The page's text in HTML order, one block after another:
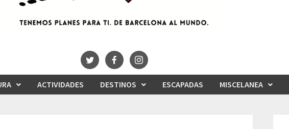
ACTIVIDADES DESTINOS ESCAPADAS MISCELANEA